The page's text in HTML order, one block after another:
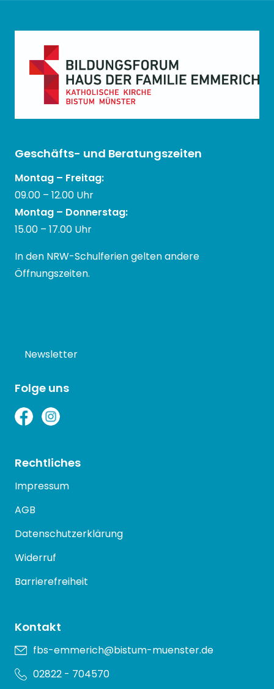
Geschäfts- und Beratungszeiten
Montag – Freitag:
09.00 – 12.00 Uhr
Montag – Donnerstag:
15.00 – 17.00 Uhr
In den NRW-Schulferien gelten andere
Öffnungszeiten.
Newsletter
Folge uns
Rechtliches
Impressum
AGB
Datenschutzerklärung
Widerruf
Barrierefreiheit
Kontakt
fbs-emmerich@bistum-muenster.de
02822 - 704570